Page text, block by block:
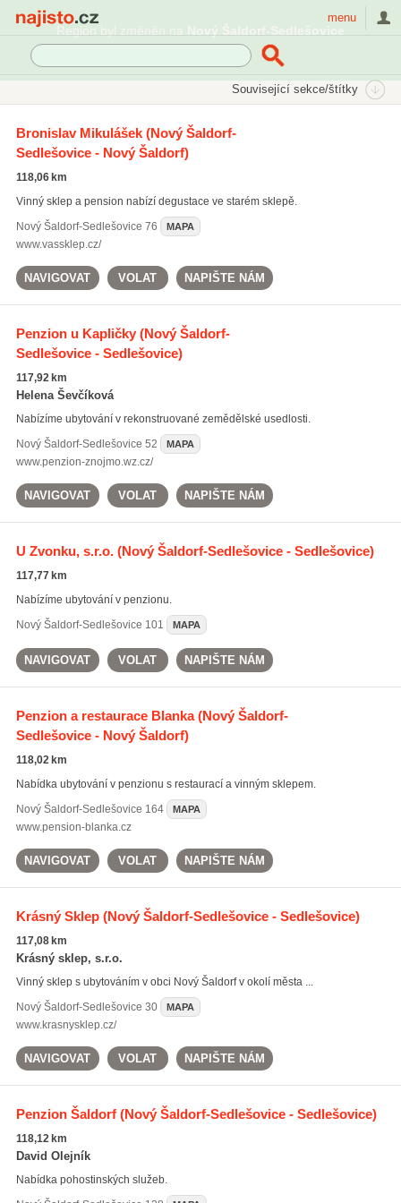
menu
Související sekce/štítky
Cestování a ubytování
Bronislav Mikulášek(Nový Šaldorf-
Sedlešovice - Nový Šaldorf)
118,06 km
Vinný sklep a pension nabízí degustace ve starém sklepě.
Nový Šaldorf-Sedlešovice 76 MAPA
www.vassklep.cz/
NAVIGOVAT VOLAT NAPIŠTE NÁM
Penzion u Kapličky(Nový Šaldorf-
Sedlešovice - Sedlešovice)
117,92 km
Helena Ševčíková
Nabízíme ubytování v rekonstruované zemědělské usedlosti.
Nový Šaldorf-Sedlešovice 52 MAPA
www.penzion-znojmo.wz.cz/
NAVIGOVAT VOLAT NAPIŠTE NÁM
U Zvonku, s.r.o.(Nový Šaldorf-Sedlešovice - Sedlešovice)
117,77 km
Nabízíme ubytování v penzionu.
Nový Šaldorf-Sedlešovice 101 MAPA
NAVIGOVAT VOLAT NAPIŠTE NÁM
Penzion a restaurace Blanka(Nový Šaldorf-
Sedlešovice - Nový Šaldorf)
118,02 km
Nabídka ubytování v penzionu s restaurací a vinným sklepem.
Nový Šaldorf-Sedlešovice 164 MAPA
www.pension-blanka.cz
NAVIGOVAT VOLAT NAPIŠTE NÁM
Krásný Sklep(Nový Šaldorf-Sedlešovice - Sedlešovice)
117,08 km
Krásný sklep, s.r.o.
Vinný sklep s ubytováním v obci Nový Šaldorf v okolí města ...
Nový Šaldorf-Sedlešovice 30 MAPA
www.krasnysklep.cz/
NAVIGOVAT VOLAT NAPIŠTE NÁM
Penzion Šaldorf(Nový Šaldorf-Sedlešovice - Sedlešovice)
118,12 km
David Olejník
Nabídka pohostinských služeb.